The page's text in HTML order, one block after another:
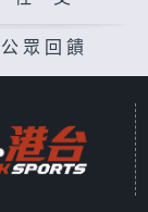
公眾回饋